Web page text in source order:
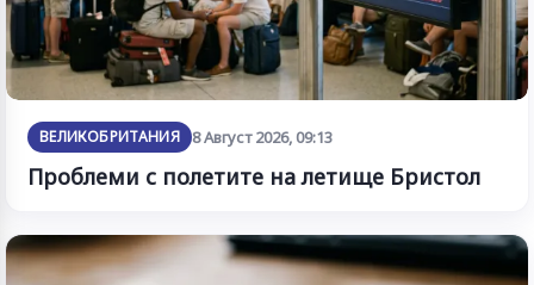
ВЕЛИКОБРИТАНИЯ 8 Август 2026, 09:13
Проблеми с полетите на летище Бристол